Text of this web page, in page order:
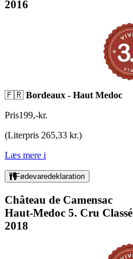
2016
🇫🇷 Bordeaux - Haut Medoc
Pris199,-kr.
(Literpris 265,33 kr.)
Læs mere i
Fødevaredeklaration
Château de Camensac
Haut-Medoc 5. Cru Classé
2018